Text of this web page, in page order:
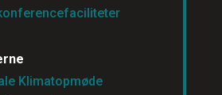
Klimatopmøde